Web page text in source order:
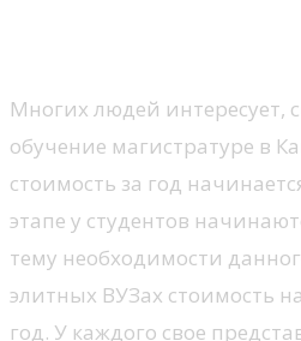
Многих людей интересует,
обучение магистратуре в
стоимость за год
этапе у студентов
тему необходимости
элитных ВУЗах стоимость
год. У каждого свое